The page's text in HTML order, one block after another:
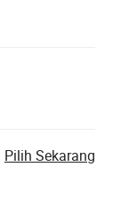
Pilih Sekarang